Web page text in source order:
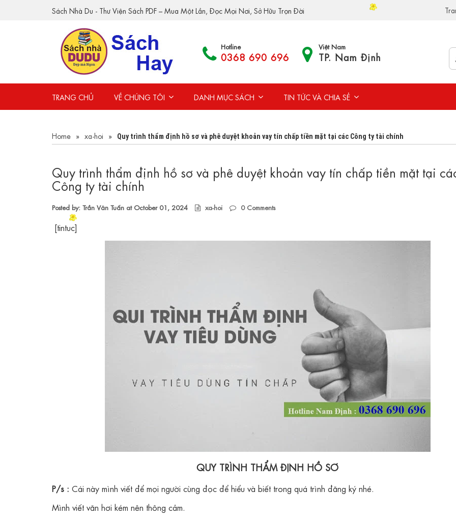
Sách Nhà Du - Thư Viện Sách PDF – Mua Một Lần, Đọc Mọi Nơi, Sở Hữu Trọn Đời
Hotline
0368 690 696
Việt Nam
TP. Nam Định
TRANG CHỦ VỀ CHÚNG TÔI DANH MỤC SÁCH TIN TỨC VÀ CHIA SẺ
Home » xa-hoi » Quy trình thẩm định hồ sơ và phê duyệt khoản vay tín chấp tiền mặt tại các Công ty tài chính
Quy trình thẩm định hồ sơ và phê duyệt khoản vay tín chấp tiền mặt tại
Công ty tài chính
Posted by: Trần Văn Tuấn at October 01, 2024 xa-hoi 0Comments
[tintuc]
QUY TRÌNH THẨM ĐỊNH HỒ SƠ
P/s : Cái này mình viết để mọi người cùng đọc để hiểu và biết trong quá trình đăng ký nhé.
Mình viết văn hơi kém nên thông cảm.